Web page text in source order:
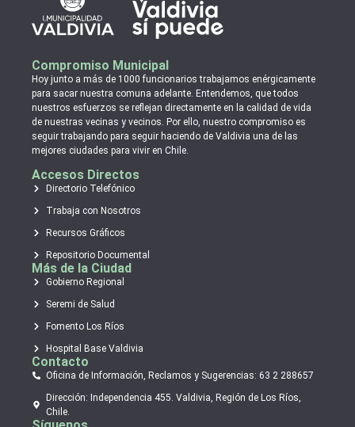
Compromiso Municipal
Hoy junto a más de 1000 funcionarios trabajamos enérgicamente
para sacar nuestra comuna adelante. Entendemos, que todos
nuestros esfuerzos se reflejan directamente en la calidad de vida
de nuestras vecinas y vecinos. Por ello, nuestro compromiso es
seguir trabajando para seguir haciendo de Valdivia una de las
mejores ciudades para vivir en Chile.
Accesos Directos
Directorio Telefónico
Trabaja con Nosotros
Recursos Gráficos
Repositorio Documental
Más de la Ciudad
Gobierno Regional
Seremi de Salud
Fomento Los Ríos
Hospital Base Valdivia
Contacto
Oficina de Información, Reclamos y Sugerencias: 63 2 288657
Dirección: Independencia 455. Valdivia, Región de Los Ríos,
Chile.